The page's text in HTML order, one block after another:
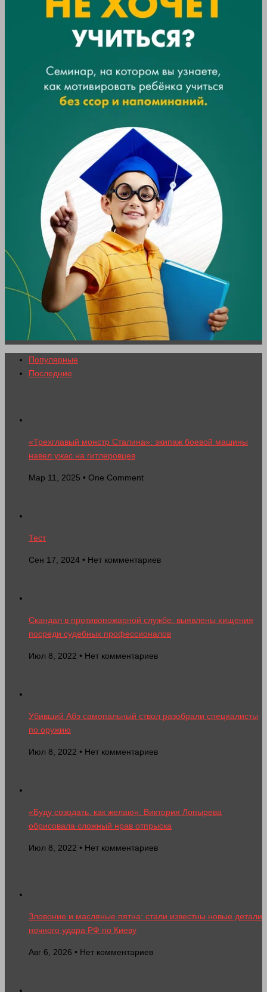
Популярные
Последние
«Трехглавый монстр Сталина»: экипаж боевой машины
навел ужас на гитлеровцев
Мар 11, 2025 • One Comment
Тест
Сен 17, 2024 • Нет комментариев
Скандал в противопожарной службе: выявлены хищения
посреди судебных профессионалов
Июл 8, 2022 • Нет комментариев
Убивший Абэ самопальный ствол разобрали специалисты
по оружию
Июл 8, 2022 • Нет комментариев
«Буду созодать, как желаю»: Виктория Лопырева
обрисовала сложный нрав отпрыска
Июл 8, 2022 • Нет комментариев
Зловоние и масляные пятна: стали известны новые детали
ночного удара РФ по Киеву
Авг 6, 2026 • Нет комментариев